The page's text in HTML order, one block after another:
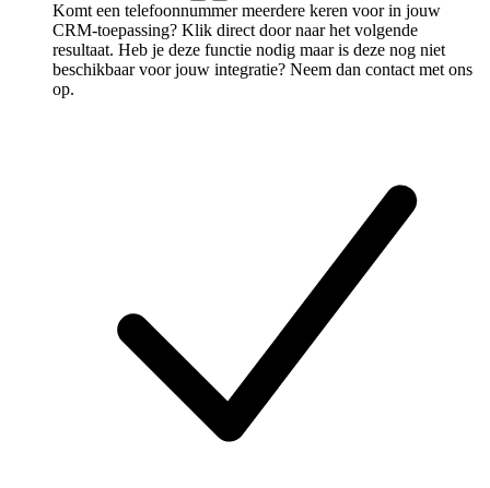
Komt een telefoonnummer meerdere keren voor in jouw
CRM-toepassing? Klik direct door naar het volgende
resultaat. Heb je deze functie nodig maar is deze nog niet
beschikbaar voor jouw integratie? Neem dan contact met ons
op.